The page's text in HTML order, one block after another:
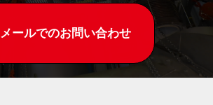
メールでのお問い合わせ